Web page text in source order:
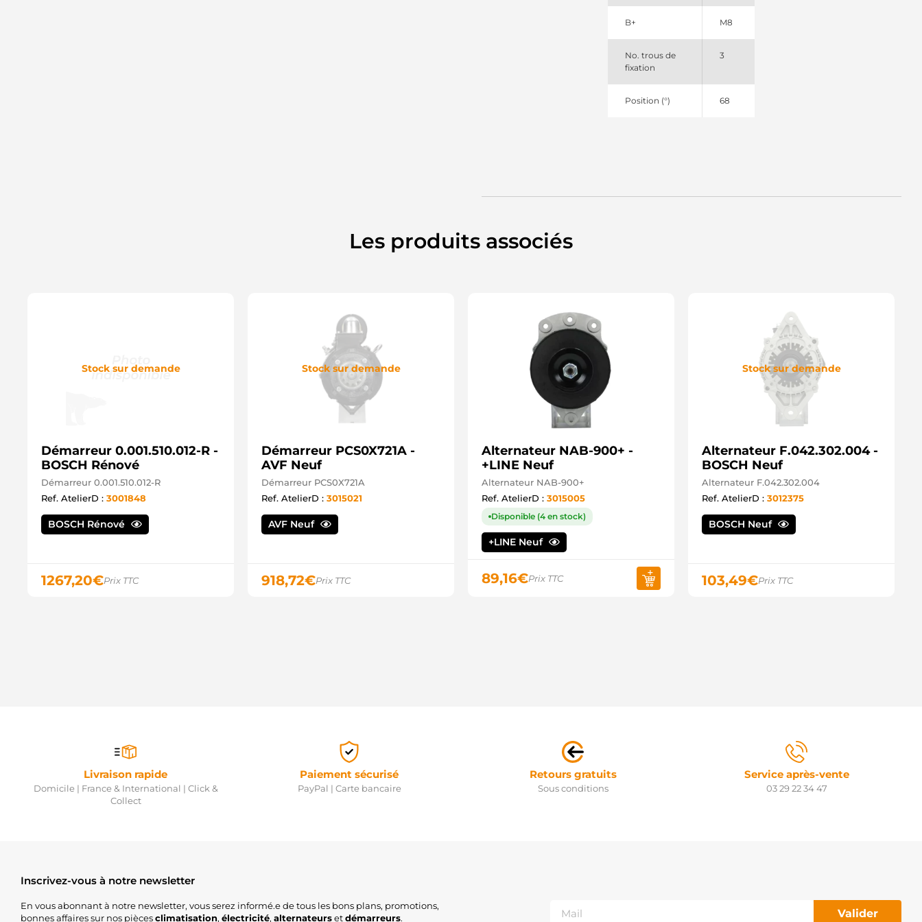
B+ M8
No. trous de
fixation
3
Position (°) 68
Les produits associés
Stock sur demande
Démarreur 0.001.510.012-R -
BOSCH Rénové
Démarreur 0.001.510.012-R
Ref. AtelierD : 3001848
BOSCH Rénové
1267,20€Prix TTC
Stock sur demande
Démarreur PCS0X721A -
AVF Neuf
Démarreur PCS0X721A
Ref. AtelierD : 3015021
AVF Neuf
918,72€Prix TTC
Alternateur NAB-900+ -
+LINE Neuf
Alternateur NAB-900+
Ref. AtelierD : 3015005
Disponible (4 en stock)
+LINE Neuf
89,16€Prix TTC
Stock sur demande
Alternateur F.042.302.004 -
BOSCH Neuf
Alternateur F.042.302.004
Ref. AtelierD : 3012375
BOSCH Neuf
103,49€Prix TTC
Livraison rapide
Domicile | France & International | Click &
Collect
Paiement sécurisé
PayPal | Carte bancaire
Retours gratuits
Sous conditions
Service après-vente
03 29 22 34 47
Inscrivez-vous à notre newsletter
En vous abonnant à notre newsletter, vous serez informé.e de tous les bons plans, promotions,
bonnes affaires sur nos piècesclimatisation, électricité, alternateursetdémarreurs. Valider